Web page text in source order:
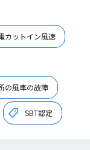
カットイン風速
の風車の故障
SBT認定